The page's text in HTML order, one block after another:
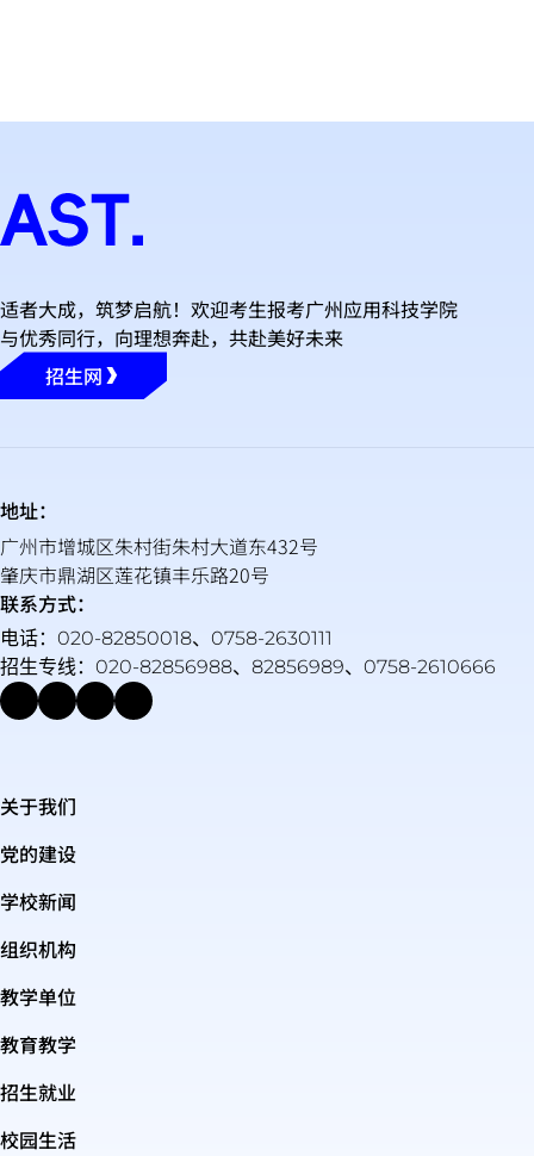
适者大成，筑梦启航！欢迎考生报考广州应用科技学院
与优秀同行，向理想奔赴，共赴美好未来
招生网
地址：
广州市增城区朱村街朱村大道东432号
肇庆市鼎湖区莲花镇丰乐路20号
联系方式：
电话：020-82850018、0758-2630111
招生专线：020-82856988、82856989、0758-2610666
关于我们
党的建设
学校新闻
组织机构
教学单位
教育教学
招生就业
校园生活